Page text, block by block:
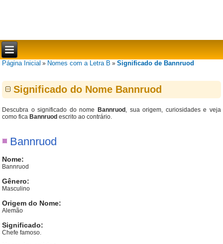
Página Inicial » Nomes com a Letra B »Significado de Bannruod
Significado do Nome Bannruod
Descubra o significado do nome Bannruod , sua origem, curiosidades e veja
como fica Bannruod escrito ao contrário.
Bannruod
Nome:
Bannruod
Gênero:
Masculino
Origem do Nome:
Alemão
Significado:
Chefe famoso.